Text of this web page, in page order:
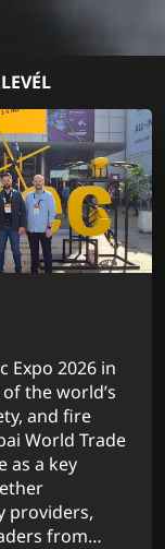
Expo 2026 in
the world’s
and fire
World Trade
as a key
providers,
from